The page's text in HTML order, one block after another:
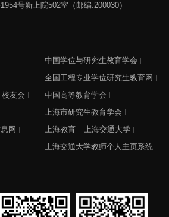
号新上院502室（邮编:200030）
校友会
网
中国学位与研究生教育学会
全国工程专业学位研究生教育网
中国高等教育学会
上海市研究生教育学会
上海教育
上海交通大学
上海交通大学教师个人主页系统